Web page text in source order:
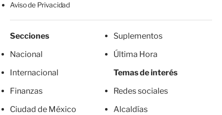
Aviso de Privacidad
Secciones
Nacional
Internacional
Finanzas
Ciudad de México
Suplementos
Última Hora
Temas de interés
Redes sociales
Alcaldías